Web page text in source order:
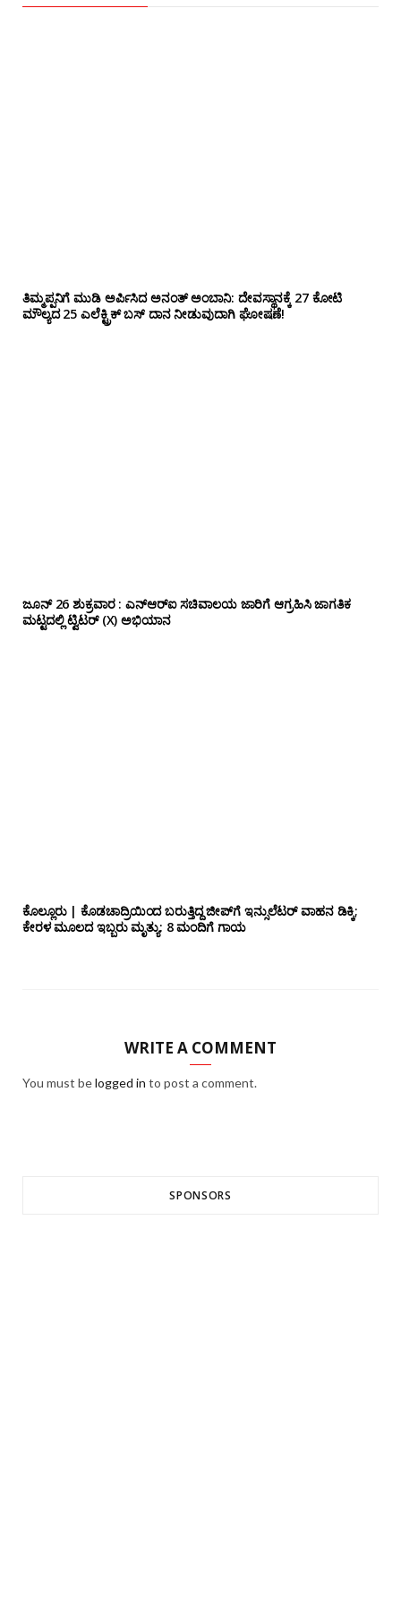
ತಿಮ್ಮಪ್ಪನಿಗೆ ಮುಡಿ ಅರ್ಪಿಸಿದ ಅನಂತ್ ಅಂಬಾನಿ: ದೇವಸ್ಥಾನಕ್ಕೆ 27 ಕೋಟಿ
ಮೌಲ್ಯದ 25 ಎಲೆಕ್ಟ್ರಿಕ್ ಬಸ್ ದಾನ ನೀಡುವುದಾಗಿ ಘೋಷಣೆ!
ಜೂನ್ 26 ಶುಕ್ರವಾರ : ಎನ್‌ಆರ್‌ಐ ಸಚಿವಾಲಯ ಜಾರಿಗೆ ಆಗ್ರಹಿಸಿ ಜಾಗತಿಕ
ಮಟ್ಟದಲ್ಲಿ ಟ್ವಿಟರ್ (X) ಅಭಿಯಾನ
ಕೊಲ್ಲೂರು | ಕೊಡಚಾದ್ರಿಯಿಂದ ಬರುತ್ತಿದ್ದ ಜೀಪ್‌ಗೆ ಇನ್ಸುಲೆಟರ್ ವಾಹನ ಡಿಕ್ಕಿ;
ಕೇರಳ ಮೂಲದ ಇಬ್ಬರು ಮೃತ್ಯು: 8 ಮಂದಿಗೆ ಗಾಯ
WRITE A COMMENT
You must belogged in to post a comment.
SPONSORS